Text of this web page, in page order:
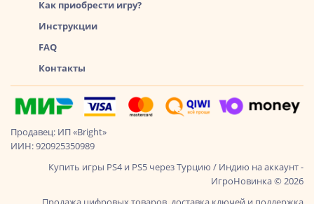
Как приобрести игру?
Инструкции
FAQ
Контакты
Продавец: ИП «Bright»
ИИН: 920925350989
Купить игры PS4 и PS5 через Турцию / Индию на аккаунт -
ИгроНовинка © 2026